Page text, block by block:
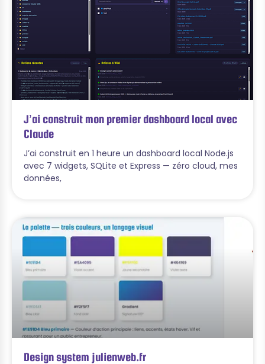
J’ai construit mon premier dashboard local avec
Claude
J’ai construit en 1 heure un dashboard local Node.js
avec 7 widgets, SQLite et Express — zéro cloud, mes
données,
Design system julienweb.fr